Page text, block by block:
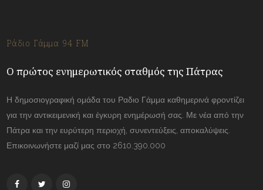
Ράδιο Γάμμα 94 FM
Ο πρώτος ενημερωτικός σταθμός της Πάτρας
Η δημοσιογραφική ομάδα του Ραδιο Γάμμα καθημερινά φροντίζει
για την αντικειμενική και έγκυρη ενημέρωσή σας. Με νέα από την
Πάτρα και την ευρύτερη περιοχή, συνεντεύξεις, αποκαλύψεις.
Επικοινωνήστε μαζί μας στο 2610.390.000